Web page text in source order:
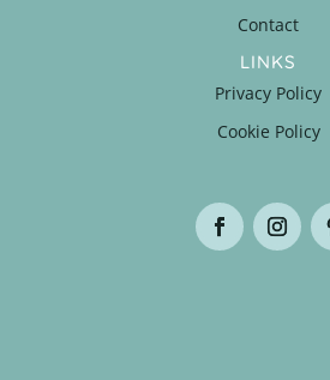
Contact
LINKS
Privacy Policy
Cookie Policy